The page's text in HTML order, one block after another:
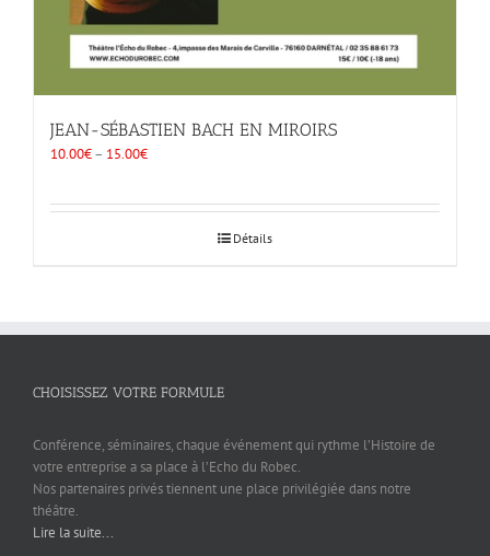
JEAN-SÉBASTIEN BACH EN MIROIRS
10.00€– 15.00€
Détails
CHOISISSEZ VOTRE FORMULE
Conférence, séminaires, chaque événement qui rythme l’Histoire de
votre entreprise a sa place à l’Echo du Robec.
Nos partenaires privés tiennent une place privilégiée dans notre
théâtre.
Lire la suite...